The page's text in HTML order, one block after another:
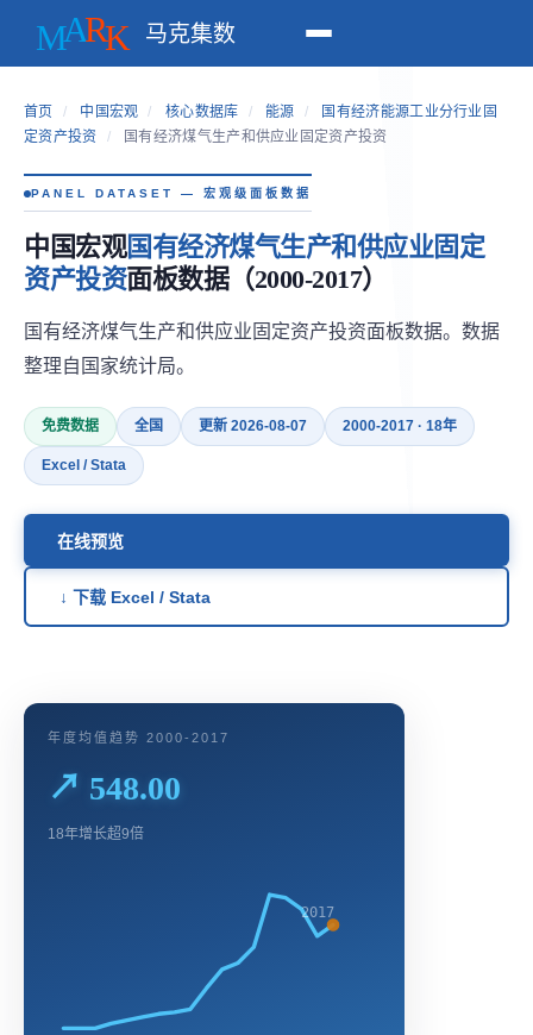
马克集数
首页 / 中国宏观 / 核心数据库 / 能源 /
国有经济能源工业分行业固
定资产投资
/ 国有经济煤气生产和供应业固定资产投资
PANEL DATASET — 宏观级面板数据
中国宏观国有经济煤气生产和供应业固定
资产投资面板数据（2000-2017）
国有经济煤气生产和供应业固定资产投资面板数据。数据
整理自国家统计局。
免费数据 全国 更新 2026-08-07 2000-2017 · 18年
Excel / Stata
在线预览
↓ 下载 Excel / Stata
年度均值趋势 2000-2017
↗ 548.00
18年增长超9倍
2017